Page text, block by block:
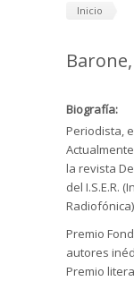
Inicio
Biografía:
Periodista,
la revista
del I.S.E.R.
Premio
autores
Premio